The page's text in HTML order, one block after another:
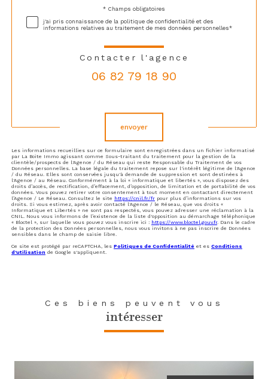
* Champs obligatoires
j'ai pris connaissance de la politique de confidentialité et des
informations relatives au traitement de mes données personnelles*
Contacter l'agence
06 82 79 18 90
envoyer
Les informations recueillies sur ce formulaire sont enregistrées dans un fichier informatisé
par La Boite Immo agissant comme Sous-traitant du traitement pour la gestion de la
clientèle/prospects de l'Agence / du Réseau qui reste Responsable du Traitement de vos
Données personnelles. La base légale du traitement repose sur l'intérêt légitime de l'Agence
/ du Réseau. Elles sont conservées jusqu'à demande de suppression et sont destinées à
l'Agence / au Réseau. Conformément à la loi « informatique et libertés », vous disposez des
droits d’accès, de rectification, d’effacement, d’opposition, de limitation et de portabilité de vos
données. Vous pouvez retirer votre consentement à tout moment en contactant directement
l’Agence / Le Réseau. Consultez le site https://cnil.fr/fr pour plus d’informations sur vos
droits. Si vous estimez, après avoir contacté l'Agence / le Réseau, que vos droits «
Informatique et Libertés » ne sont pas respectés, vous pouvez adresser une réclamation à la
CNIL. Nous vous informons de l’existence de la liste d'opposition au démarchage téléphonique
« Bloctel », sur laquelle vous pouvez vous inscrire ici : https://www.bloctel.gouv.fr. Dans le cadre
de la protection des Données personnelles, nous vous invitons à ne pas inscrire de Données
sensibles dans le champ de saisie libre.
Ce site est protégé par reCAPTCHA, les Politiques de Confidentialité et es Conditions
d'utilisation de Google s'appliquent.
Ces biens peuvent vous
intéresser